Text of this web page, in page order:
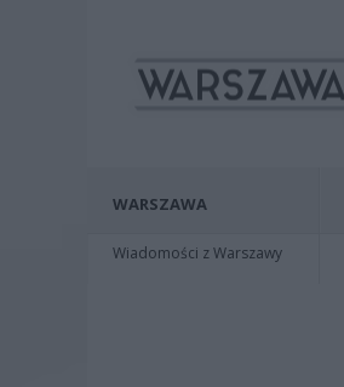
WARSZAWA
Wiadomości z Warszawy